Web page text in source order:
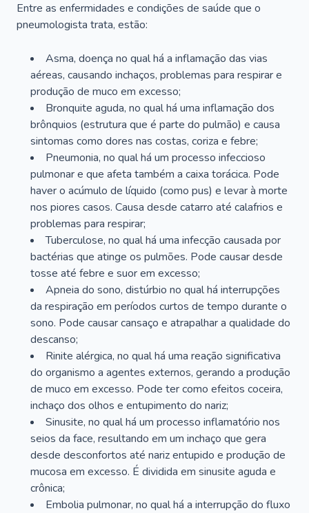
Entre as enfermidades e condições de saúde que o
pneumologista trata, estão:
Asma, doença no qual há a inflamação das vias
aéreas, causando inchaços, problemas para respirar e
produção de muco em excesso;
Bronquite aguda, no qual há uma inflamação dos
brônquios (estrutura que é parte do pulmão) e causa
sintomas como dores nas costas, coriza e febre;
Pneumonia, no qual há um processo infeccioso
pulmonar e que afeta também a caixa torácica. Pode
haver o acúmulo de líquido (como pus) e levar à morte
nos piores casos. Causa desde catarro até calafrios e
problemas para respirar;
Tuberculose, no qual há uma infecção causada por
bactérias que atinge os pulmões. Pode causar desde
tosse até febre e suor em excesso;
Apneia do sono, distúrbio no qual há interrupções
da respiração em períodos curtos de tempo durante o
sono. Pode causar cansaço e atrapalhar a qualidade do
descanso;
Rinite alérgica, no qual há uma reação significativa
do organismo a agentes externos, gerando a produção
de muco em excesso. Pode ter como efeitos coceira,
inchaço dos olhos e entupimento do nariz;
Sinusite, no qual há um processo inflamatório nos
seios da face, resultando em um inchaço que gera
desde desconfortos até nariz entupido e produção de
mucosa em excesso. É dividida em sinusite aguda e
crônica;
Embolia pulmonar, no qual há a interrupção do fluxo